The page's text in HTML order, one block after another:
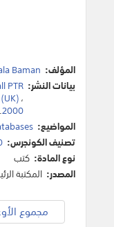
المؤلف: Baman
بيانات النشر: PTR
،
2000
.
المواضيع:
تصنيف الكونجرس:
نوع المادة: كتب
المصدر: المكتبة
مجموع